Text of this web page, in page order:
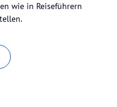
wie in Reiseführern